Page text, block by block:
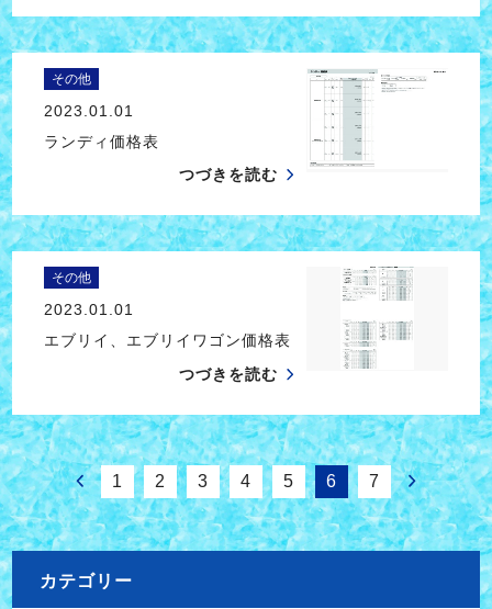
その他
2023.01.01
ランディ価格表
つづきを読む
その他
2023.01.01
エブリイ、エブリイワゴン価格表
つづきを読む
1 2 3 4 5 6 7
カテゴリー